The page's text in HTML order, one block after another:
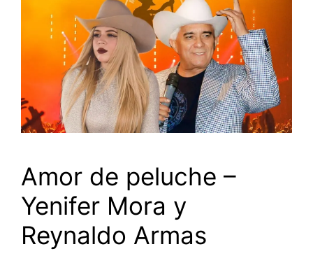
Amor de peluche –
Yenifer Mora y
Reynaldo Armas